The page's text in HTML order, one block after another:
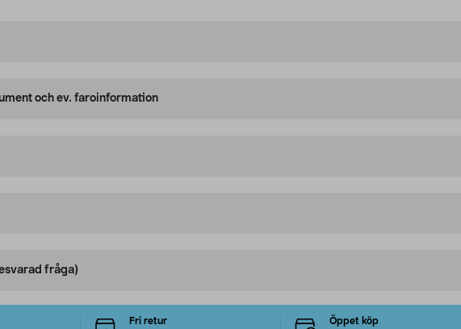
och ev. faroinformation
fråga)
Fri retur
Öppet köp